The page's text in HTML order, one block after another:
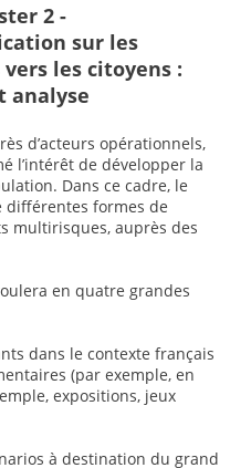
2 -
sur les
les citoyens :
analyse
d’acteurs opérationnels,
l’intérêt de développer la
Dans ce cadre, le
différentes formes de
multirisques, auprès des
en quatre grandes
dans le contexte français
(par exemple, en
expositions, jeux
à destination du grand